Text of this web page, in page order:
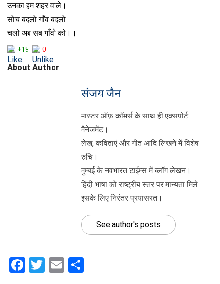
उनका हम शहर वाले।
सोच बदलो गाँव बदलो
चलो अब सब गाँवो को।।
+19 0
About Author
संजय जैन
मास्टर ऑफ़ कॉमर्स के साथ ही एक्सपोर्ट
मैनेजमेंट।
लेख, कविताएं और गीत आदि लिखने में विशेष
रुचि।
मुम्बई के नवभारत टाईम्स में ब्लॉग लेखन।
हिंदी भाषा को राष्ट्रीय स्तर पर मान्यता मिले
इसके लिए निरंतर प्रयासरत।
See author's posts
Facebook
Twitter
Email